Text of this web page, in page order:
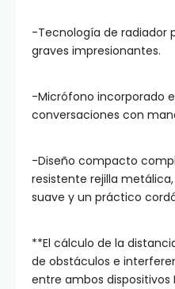
-Tecnología de radiador
graves impresionantes.
-Micrófono incorporado
conversaciones con
-Diseño compacto
resistente rejilla
suave y un práctico
**El cálculo de la
de obstáculos e
entre ambos dispositivos